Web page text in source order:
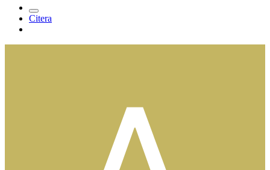
Citera